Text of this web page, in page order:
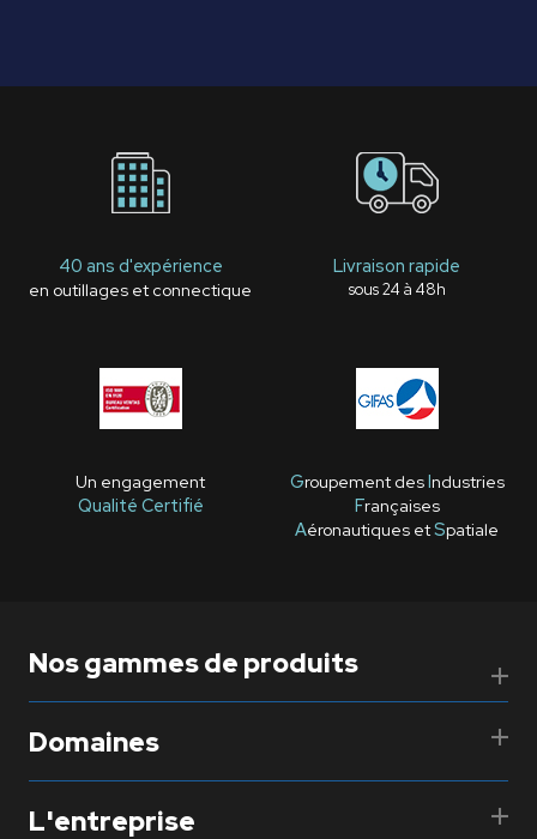
40 ans d'expérience
en outillages et connectique
Livraison rapide
sous 24 à 48h
Un engagement
Qualité Certifié
Groupement desIndustries
Françaises
Aéronautiques etSpatiale
Nos gammes de produits
Domaines
L'entreprise